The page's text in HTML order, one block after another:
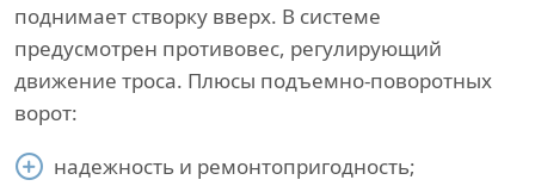
поднимает створку вверх. В системе
предусмотрен противовес, регулирующий
движение троса. Плюсы подъемно-поворотных
ворот:
надежность и ремонтопригодность;